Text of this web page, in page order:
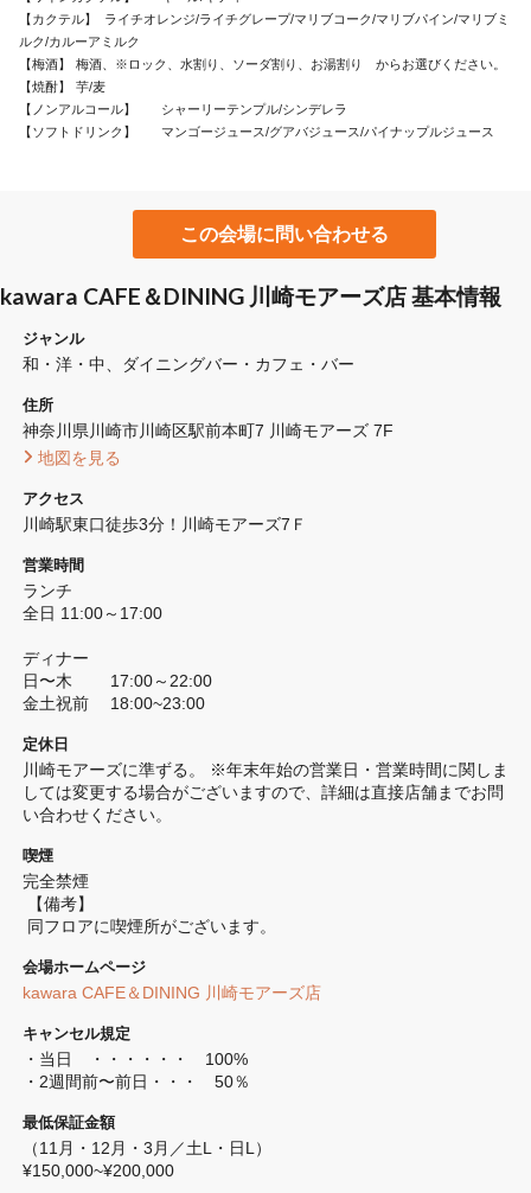
【カクテル】	ライチオレンジ/ライチグレープ/マリブコーク/マリブパイン/マリブミ
ルク/カルーアミルク
【梅酒】	梅酒、※ロック、水割り、ソーダ割り、お湯割り　からお選びください。
【焼酎】	芋/麦
【ノンアルコール】	シャーリーテンプル/シンデレラ
【ソフトドリンク】	マンゴージュース/グアバジュース/パイナップルジュース
この会場に問い合わせる
kawara CAFE＆DINING 川崎モアーズ店 基本情報
ジャンル
和・洋・中 ダイニングバー・カフェ・バー
住所
神奈川県川崎市川崎区駅前本町7 川崎モアーズ 7F
地図を見る
アクセス
川崎駅東口徒歩3分！川崎モアーズ7Ｆ
営業時間
ランチ
全日 11:00～17:00
ディナー
日〜木 　　17:00～22:00
金土祝前　 18:00~23:00
定休日
川崎モアーズに準ずる。 ※年末年始の営業日・営業時間に関しま
しては変更する場合がございますので、詳細は直接店舗までお問
い合わせください。
喫煙
完全禁煙
【備考】
同フロアに喫煙所がございます。
会場ホームページ
kawara CAFE＆DINING 川崎モアーズ店
キャンセル規定
・当日　・・・・・・　100%
・2週間前〜前日・・・　50％
最低保証金額
（11月・12月・3月／土L・日L）
¥150,000~¥200,000